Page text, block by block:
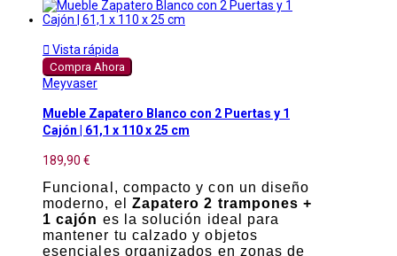
 Vista rápida
Compra Ahora
Meyvaser
Mueble Zapatero Blanco con 2 Puertas y 1
Cajón | 61,1 x 110 x 25 cm
189,90 €
Funcional, compacto y con un diseño
moderno, el Zapatero 2 trampones +
1 cajón es la solución ideal para
mantener tu calzado y objetos
esenciales organizados en zonas de